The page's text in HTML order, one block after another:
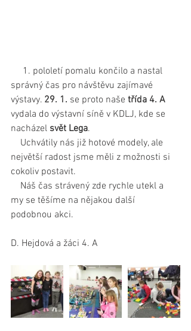
správný čas pro návštěvu zajímavé
výstavy. 29. 1. se proto naše třída 4. A
vydala do výstavní síně v KDLJ, kde se
nacházel svět Lega.
největší radost jsme měli z možnosti si
cokoliv postavit.
my se těšíme na nějakou další
podobnou akci.
D. Hejdová a žáci 4. A